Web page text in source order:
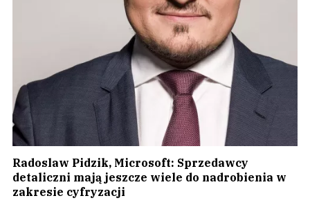
Radoslaw Pidzik, Microsoft: Sprzedawcy
detaliczni mają jeszcze wiele do nadrobienia w
zakresie cyfryzacji